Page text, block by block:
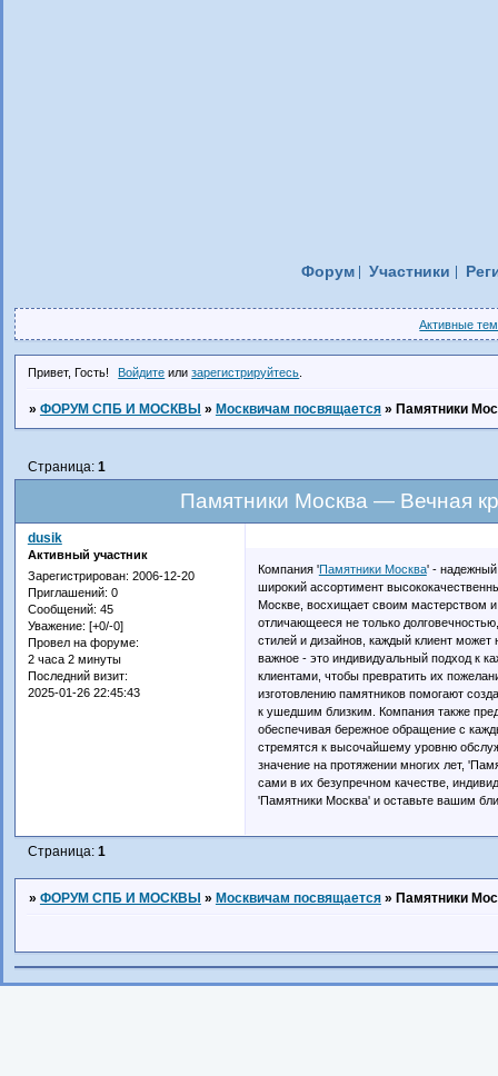
Форум Участники
Активные
Привет, Гость! Войдите илизарегистрируйтесь
» ФОРУМ СПБ И МОСКВЫ » Москвичам посвящается » Памятники
Памятники Москва — Вечная
Страница: 1
dusik
Активный участник
Зарегистрирован: 2006-12-20
Приглашений: 0
Сообщений: 45
Уважение: [+0/-0]
Провел на форуме:
2 часа 2 минуты
Последний визит:
2025-01-26 22:45:43
Компания 'Памятники Москва' - надежный
широкий ассортимент
Москве, восхищает своим мастерством и
отличающееся не только
стилей и дизайнов, каждый клиент
важное - это индивидуальный подход к
клиентами, чтобы превратить их
изготовлению памятников помогают
к ушедшим близким. Компания также
обеспечивая бережное обращение с
стремятся к высочайшему уровню
значение на протяжении многих лет,
сами в их безупречном качестве,
'Памятники Москва' и оставьте вашим
Страница: 1
» ФОРУМ СПБ И МОСКВЫ » Москвичам посвящается » Памятники